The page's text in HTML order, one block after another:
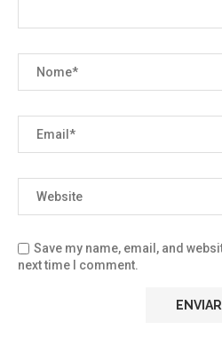
Save my name, email, and
next time I comment.